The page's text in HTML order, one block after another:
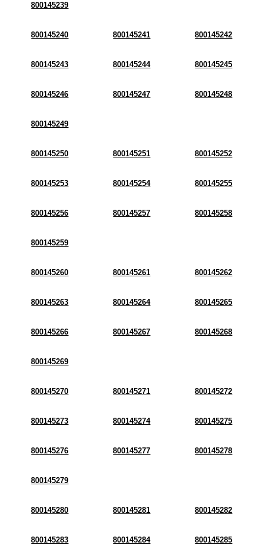
800145239
800145240 800145241 800145242
800145243 800145244 800145245
800145246 800145247 800145248
800145249
800145250 800145251 800145252
800145253 800145254 800145255
800145256 800145257 800145258
800145259
800145260 800145261 800145262
800145263 800145264 800145265
800145266 800145267 800145268
800145269
800145270 800145271 800145272
800145273 800145274 800145275
800145276 800145277 800145278
800145279
800145280 800145281 800145282
800145283 800145284 800145285